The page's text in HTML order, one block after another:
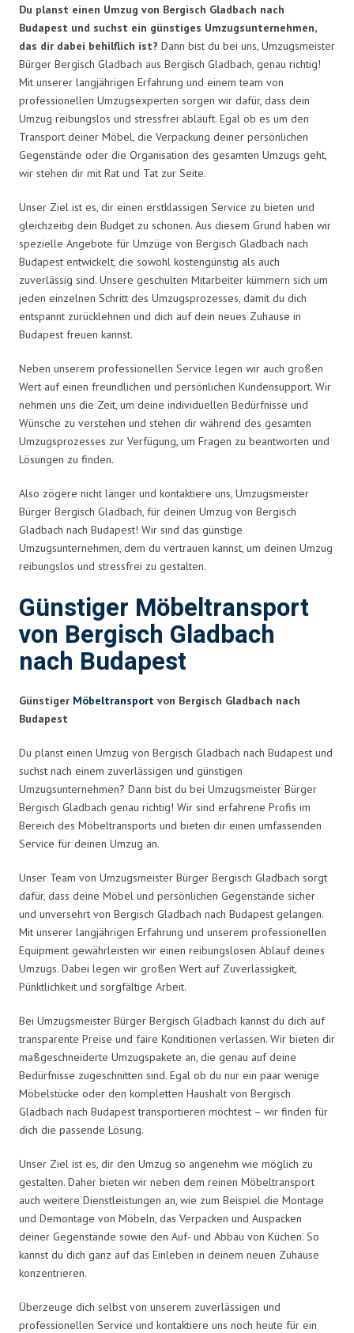
Du planst einen Umzug von Bergisch Gladbach nach
Budapest und suchst ein günstiges Umzugsunternehmen,
das dir dabei behilflich ist? Dann bist du bei uns, Umzugsmeister
Bürger Bergisch Gladbach aus Bergisch Gladbach, genau richtig!
Mit unserer langjährigen Erfahrung und einem team von
professionellen Umzugsexperten sorgen wir dafür, dass dein
Umzug reibungslos und stressfrei abläuft. Egal ob es um den
Transport deiner Möbel, die Verpackung deiner persönlichen
Gegenstände oder die Organisation des gesamten Umzugs geht,
wir stehen dir mit Rat und Tat zur Seite.
Unser Ziel ist es, dir einen erstklassigen Service zu bieten und
gleichzeitig dein Budget zu schonen. Aus diesem Grund haben wir
spezielle Angebote für Umzüge von Bergisch Gladbach nach
Budapest entwickelt, die sowohl kostengünstig als auch
zuverlässig sind. Unsere geschulten Mitarbeiter kümmern sich um
jeden einzelnen Schritt des Umzugsprozesses, damit du dich
entspannt zurücklehnen und dich auf dein neues Zuhause in
Budapest freuen kannst.
Neben unserem professionellen Service legen wir auch großen
Wert auf einen freundlichen und persönlichen Kundensupport. Wir
nehmen uns die Zeit, um deine individuellen Bedürfnisse und
Wünsche zu verstehen und stehen dir während des gesamten
Umzugsprozesses zur Verfügung, um Fragen zu beantworten und
Lösungen zu finden.
Also zögere nicht länger und kontaktiere uns, Umzugsmeister
Bürger Bergisch Gladbach, für deinen Umzug von Bergisch
Gladbach nach Budapest! Wir sind das günstige
Umzugsunternehmen, dem du vertrauen kannst, um deinen Umzug
reibungslos und stressfrei zu gestalten.
Günstiger Möbeltransport
von Bergisch Gladbach
nach Budapest
Günstiger Möbeltransport von Bergisch Gladbach nach
Budapest
Du planst einen Umzug von Bergisch Gladbach nach Budapest und
suchst nach einem zuverlässigen und günstigen
Umzugsunternehmen? Dann bist du bei Umzugsmeister Bürger
Bergisch Gladbach genau richtig! Wir sind erfahrene Profis im
Bereich des Möbeltransports und bieten dir einen umfassenden
Service für deinen Umzug an.
Unser Team von Umzugsmeister Bürger Bergisch Gladbach sorgt
dafür, dass deine Möbel und persönlichen Gegenstände sicher
und unversehrt von Bergisch Gladbach nach Budapest gelangen.
Mit unserer langjährigen Erfahrung und unserem professionellen
Equipment gewährleisten wir einen reibungslosen Ablauf deines
Umzugs. Dabei legen wir großen Wert auf Zuverlässigkeit,
Pünktlichkeit und sorgfältige Arbeit.
Bei Umzugsmeister Bürger Bergisch Gladbach kannst du dich auf
transparente Preise und faire Konditionen verlassen. Wir bieten dir
maßgeschneiderte Umzugspakete an, die genau auf deine
Bedürfnisse zugeschnitten sind. Egal ob du nur ein paar wenige
Möbelstücke oder den kompletten Haushalt von Bergisch
Gladbach nach Budapest transportieren möchtest – wir finden für
dich die passende Lösung.
Unser Ziel ist es, dir den Umzug so angenehm wie möglich zu
gestalten. Daher bieten wir neben dem reinen Möbeltransport
auch weitere Dienstleistungen an, wie zum Beispiel die Montage
und Demontage von Möbeln, das Verpacken und Auspacken
deiner Gegenstände sowie den Auf- und Abbau von Küchen. So
kannst du dich ganz auf das Einleben in deinem neuen Zuhause
konzentrieren.
Überzeuge dich selbst von unserem zuverlässigen und
professionellen Service und kontaktiere uns noch heute für ein